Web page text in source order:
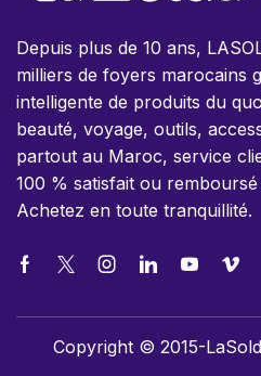
Depuis plus de 10 ans,
milliers de foyers marocains
intelligente de produits du
beauté, voyage, outils,
partout au Maroc, service
100 % satisfait ou
Achetez en toute tranquillité.
Copyright © 2015-